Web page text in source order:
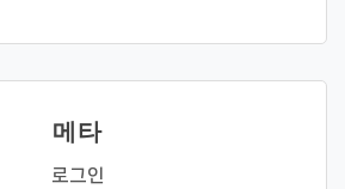
메타
로그인